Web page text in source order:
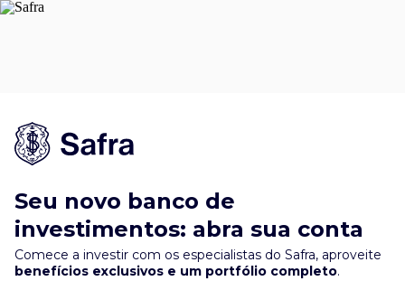
Seu novo banco de
investimentos: abra sua conta
Comece a investir com os especialistas do Safra, aproveite
benefícios exclusivos e um portfólio completo.